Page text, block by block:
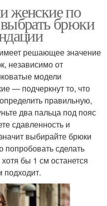
женские по
брюки
решающее значение
независимо от
модели
— подчеркнут то, что
правильную,
два пальца под пояс
сдавленность и
выбирайте брюки
сделать
бы 1 см останется